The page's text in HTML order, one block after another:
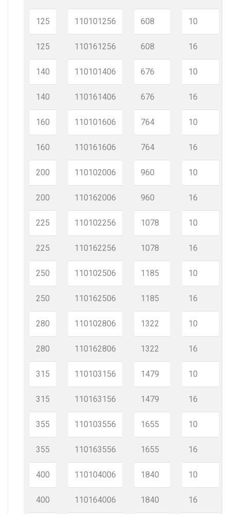
125
125
140
140
160
160
200
200
225
225
250
250
280
280
315
315
355
355
400
400
110101256
110161256
110101406
110161406
110101606
110161606
110102006
110162006
110102256
110162256
110102506
110162506
110102806
110162806
110103156
110163156
110103556
110163556
110104006
110164006
608
608
676
676
764
764
960
960
1078
1078
1185
1185
1322
1322
1479
1479
1655
1655
1840
1840
10
16
10
16
10
16
10
16
10
16
10
16
10
16
10
16
10
16
10
16